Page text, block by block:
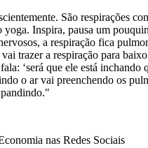
São respirações
yoga. Inspira, pausa um
a respiração fica
trazer a respiração para
‘será que ele está inchando
o ar vai preenchendo os
nas Redes Sociais